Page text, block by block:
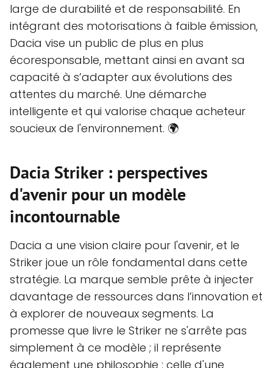
large de durabilité et de responsabilité. En
intégrant des motorisations à faible émission,
Dacia vise un public de plus en plus
écoresponsable, mettant ainsi en avant sa
capacité à s’adapter aux évolutions des
attentes du marché. Une démarche
intelligente et qui valorise chaque acheteur
soucieux de l'environnement. 🌍
Dacia Striker : perspectives
d'avenir pour un modèle
incontournable
Dacia a une vision claire pour l'avenir, et le
Striker joue un rôle fondamental dans cette
stratégie. La marque semble prête à injecter
davantage de ressources dans l’innovation et
à explorer de nouveaux segments. La
promesse que livre le Striker ne s'arrête pas
simplement à ce modèle ; il représente
également une philosophie : celle d'une